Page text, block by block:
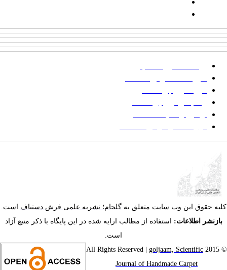
پیامک: ۱۰۰۰۹۵۴۶۸۹۲۳۱۵
ایمیل:
پرداخت صورتحساب
شیوه‌نامه نگارش مقالات
فرایند ارزیابی مقاله
زمانبندی ارزیابی مقاله
توضیح وضعیت مقالات
فهرست موضوعی مقاله‌ها
حقوق این وب سایت متعلق بهگلجام؛ نشریه علمی فرش دستبافاست.
اطلاعات:استفاده از مطالب ارایه شده در این پایگاه با ذکر منبع آزاد
است.
©
goljaam, Scientific
Journal of Handmade Carpet